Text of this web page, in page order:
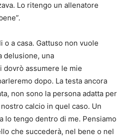
Lo ritengo un allenatore
o a casa. Gattuso non vuole
delusione, una
dovrò assumere le mie
dopo. La testa ancora
non sono la persona adatta per
calcio in quel caso. Un
lo tengo dentro di me. Pensiamo
che succederà, nel bene o nel